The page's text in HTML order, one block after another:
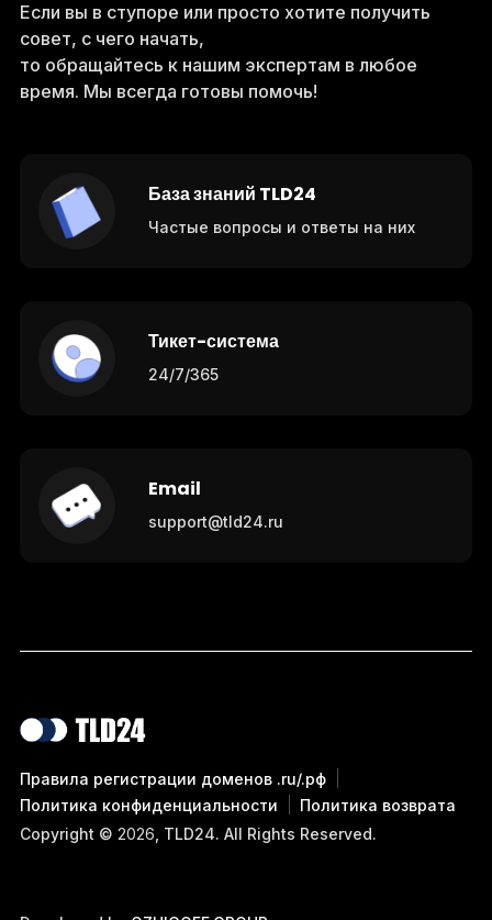
Если вы в ступоре или просто хотите получить
совет, с чего начать,
то обращайтесь к нашим экспертам в любое
время. Мы всегда готовы помочь!
База знаний TLD24
Частые вопросы и ответы на них
Тикет-система
24/7/365
Email
support@tld24.ru
Правила регистрации доменов .ru/.рф
Политика конфиденциальности
Политика возврата
Copyright © 2026 , TLD24. All Rights Reserved.